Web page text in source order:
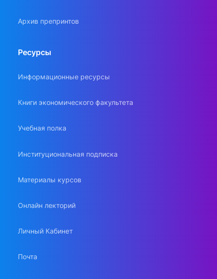
Архив препринтов
Ресурсы
Информационные ресурсы
Книги экономического факультета
Учебная полка
Институциональная подписка
Материалы курсов
Онлайн лекторий
Личный Кабинет
Почта